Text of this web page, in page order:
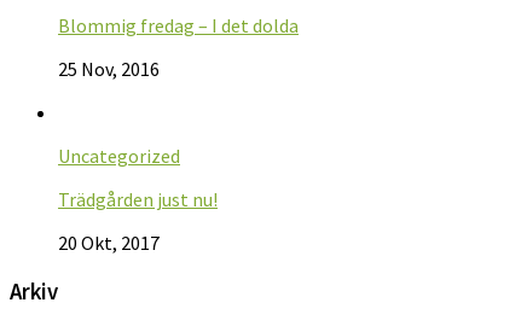
Blommig fredag – I det dolda
25 Nov, 2016
Uncategorized
Trädgården just nu!
20 Okt, 2017
Arkiv